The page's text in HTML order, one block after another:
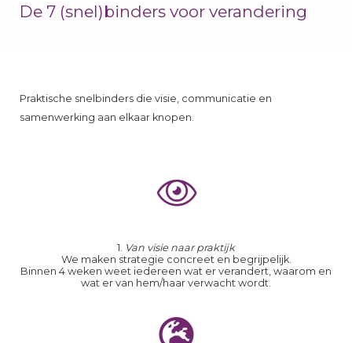
De 7 (snel)binders voor verandering
Praktische snelbinders die visie, communicatie en
samenwerking aan elkaar knopen.
1. Van visie naar praktijk
We maken strategie concreet en begrijpelijk.
Binnen 4 weken weet iedereen wat er verandert, waarom en
wat er van hem/haar verwacht wordt.